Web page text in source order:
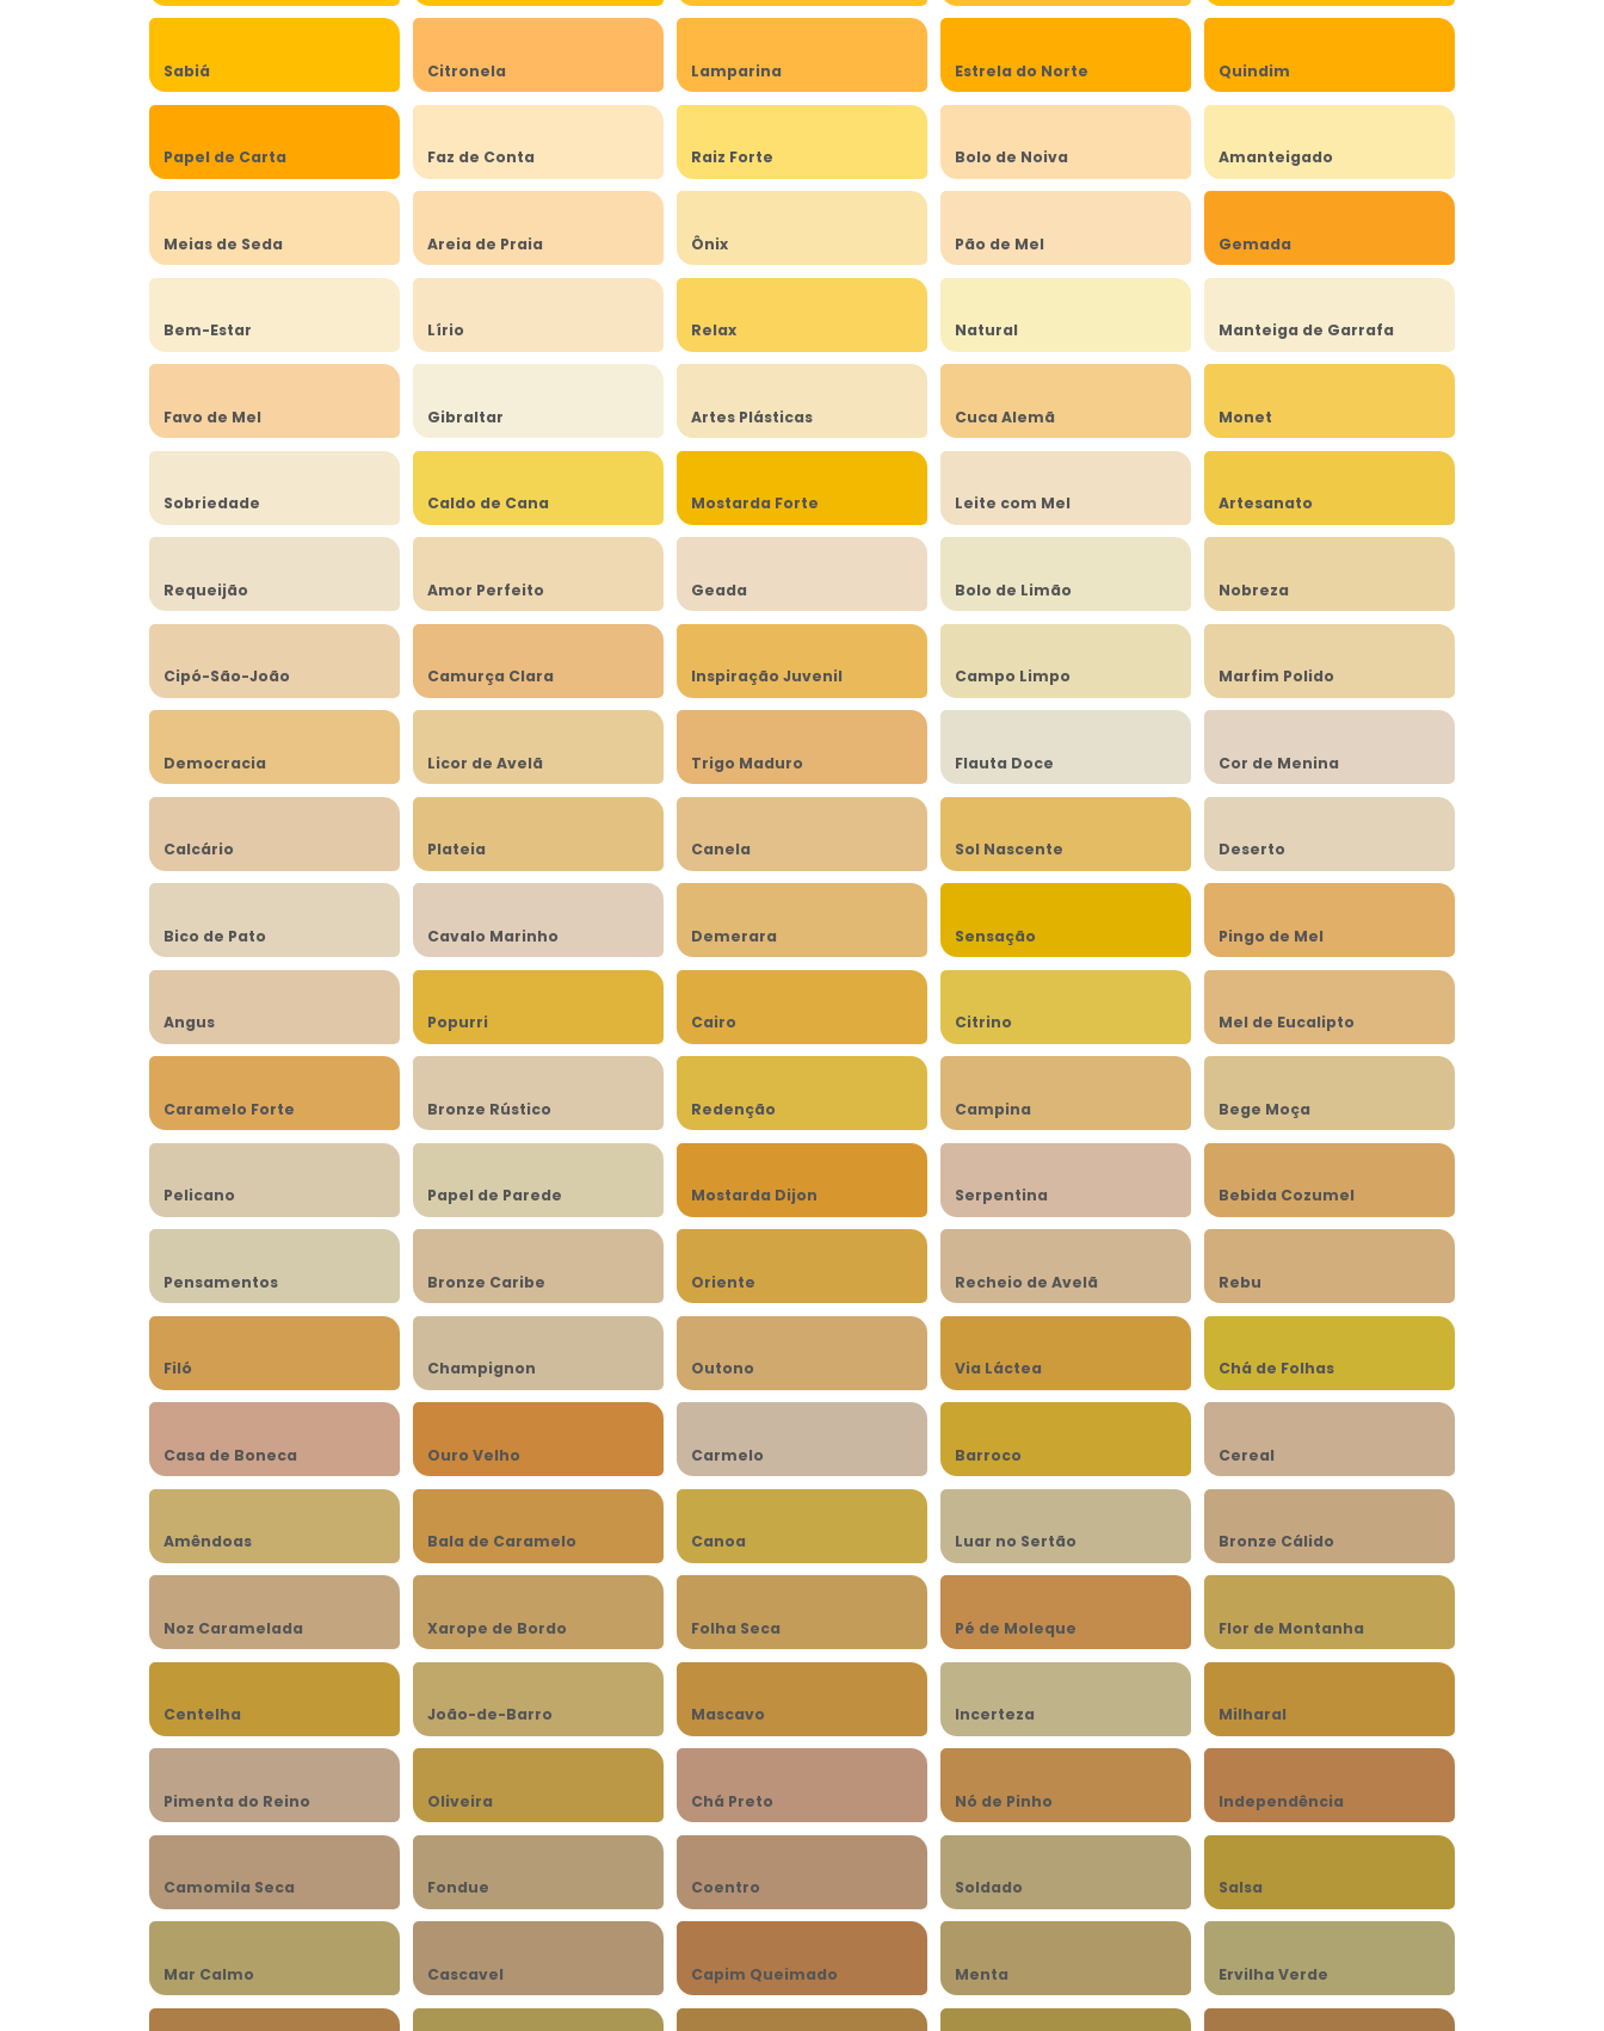
Sabiá Citronela Lamparina Estrela do Norte Quindim
Papel de Carta Faz de Conta Raiz Forte Bolo de Noiva Amanteigado
Meias de Seda Areia de Praia Ônix Pão de Mel Gemada
Bem-Estar Lírio Relax Natural Manteiga de Garrafa
Favo de Mel Gibraltar Artes Plásticas Cuca Alemã Monet
Sobriedade Caldo de Cana Mostarda Forte Leite com Mel Artesanato
Requeijão Amor Perfeito Geada Bolo de Limão Nobreza
Cipó-São-João Camurça Clara Inspiração Juvenil Campo Limpo Marfim Polido
Democracia Licor de Avelã Trigo Maduro Flauta Doce Cor de Menina
Calcário Plateia Canela Sol Nascente Deserto
Bico de Pato Cavalo Marinho Demerara Sensação Pingo de Mel
Angus Popurri Cairo Citrino Mel de Eucalipto
Caramelo Forte Bronze Rústico Redenção Campina Bege Moça
Pelicano Papel de Parede Mostarda Dijon Serpentina Bebida Cozumel
Pensamentos Bronze Caribe Oriente Recheio de Avelã Rebu
Filó Champignon Outono Via Láctea Chá de Folhas
Casa de Boneca Ouro Velho Carmelo Barroco Cereal
Amêndoas Bala de Caramelo Canoa Luar no Sertão Bronze Cálido
Noz Caramelada Xarope de Bordo Folha Seca Pé de Moleque Flor de Montanha
Centelha João-de-Barro Mascavo Incerteza Milharal
Pimenta do Reino Oliveira Chá Preto Nó de Pinho Independência
Camomila Seca Fondue Coentro Soldado Salsa
Mar Calmo Cascavel Capim Queimado Menta Ervilha Verde